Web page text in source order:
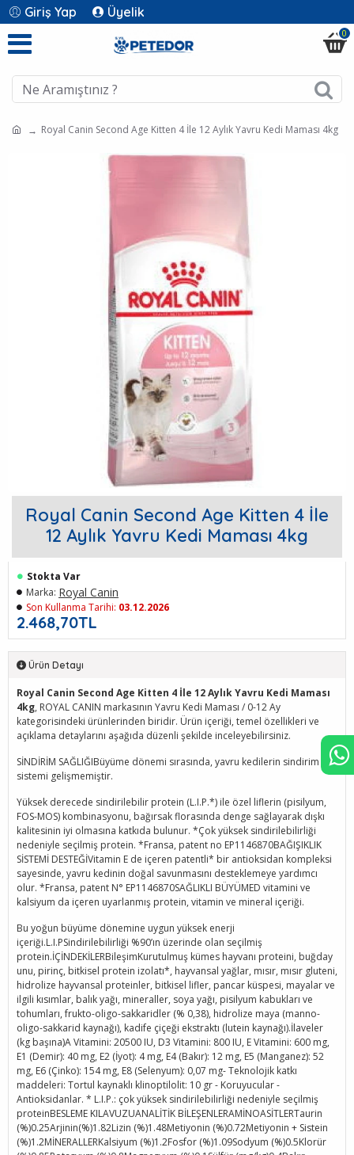
Giriş Yap Üyelik
0
Royal Canin Second Age Kitten 4 İle 12 Aylık Yavru Kedi Maması 4kg
Royal Canin Second Age Kitten 4 İle
12 Aylık Yavru Kedi Maması 4kg
2.468,70TL
Stokta Var
Marka: Royal Canin
Son Kullanma Tarihi: 03.12.2026
Ürün Detayı
Royal Canin Second Age Kitten 4 İle 12 Aylık Yavru Kedi Maması
4kg, ROYAL CANIN markasının Yavru Kedi Maması / 0-12 Ay
kategorisindeki ürünlerinden biridir. Ürün içeriği, temel özellikleri ve
açıklama detaylarını aşağıda düzenli şekilde inceleyebilirsiniz.
SİNDİRİM SAĞLIĞIBüyüme dönemi sırasında, yavru kedilerin sindirim
sistemi gelişmemiştir.
Yüksek derecede sindirilebilir protein (L.I.P.*) ile özel liflerin (pisilyum,
FOS-MOS) kombinasyonu, bağırsak florasında denge sağlayarak dışkı
kalitesinin iyi olmasına katkıda bulunur. *Çok yüksek sindirilebilirliği
nedeniyle seçilmiş protein. *Fransa, patent no EP1146870BAĞIŞIKLIK
SİSTEMİ DESTEĞİVitamin E de içeren patentli* bir antioksidan kompleksi
sayesinde, yavru kedinin doğal savunmasını desteklemeye yardımcı
olur. *Fransa, patent N° EP1146870SAĞLIKLI BÜYÜMED vitamini ve
kalsiyum da içeren uyarlanmış protein, vitamin ve mineral içeriği.
Bu yoğun büyüme dönemine uygun yüksek enerji
içeriği.L.I.PSindirilebilirliği %90’ın üzerinde olan seçilmiş
protein.İÇİNDEKİLERBileşimKurutulmuş kümes hayvanı proteini, buğday
unu, pirinç, bitkisel protein izolatı*, hayvansal yağlar, mısır, mısır gluteni,
hidrolize hayvansal proteinler, bitkisel lifler, pancar küspesi, mayalar ve
ilgili kısımlar, balık yağı, mineraller, soya yağı, pisilyum kabukları ve
tohumları, frukto-oligo-sakkaridler (% 0,38), hidrolize maya (manno-
oligo-sakkarid kaynağı), kadife çiçeği ekstraktı (lutein kaynağı).İlaveler
(kg başına)A Vitamini: 20500 IU, D3 Vitamini: 800 IU, E Vitamini: 600 mg,
E1 (Demir): 40 mg, E2 (İyot): 4 mg, E4 (Bakır): 12 mg, E5 (Manganez): 52
mg, E6 (Çinko): 154 mg, E8 (Selenyum): 0,07 mg- Teknolojik katkı
maddeleri: Tortul kaynaklı klinoptilolit: 10 gr - Koruyucular -
Antioksidanlar. * L.I.P.: çok yüksek sindirilebilirliği nedeniyle seçilmiş
proteinBESLEME KILAVUZUANALİTİK BİLEŞENLERAMİNOASİTLERTaurin
(%)0.25Arjinin(%)1.82Lizin (%)1.48Metiyonin (%)0.72Metiyonin + Sistein
(%)1.2MİNERALLERKalsiyum (%)1.2Fosfor (%)1.09Sodyum (%)0.5Klorür